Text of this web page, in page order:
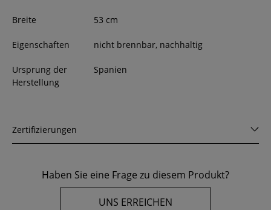
Breite 53 cm
Eigenschaften nicht brennbar, nachhaltig
Ursprung der
Herstellung
Spanien
Zertifizierungen
Haben Sie eine Frage zu diesem Produkt?
UNS ERREICHEN